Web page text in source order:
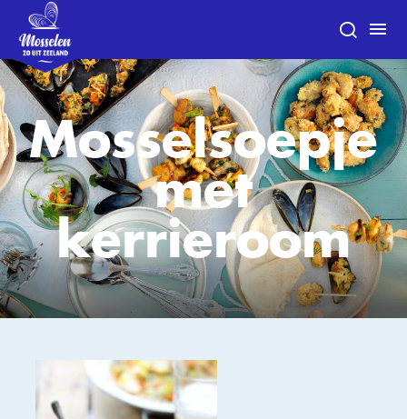
Mosselsoepje
met
kerrieroom